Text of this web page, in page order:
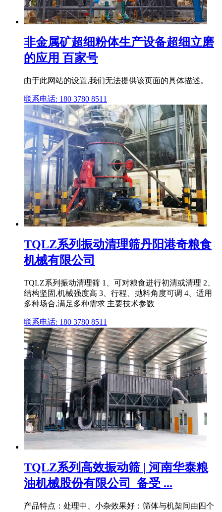
非金属矿超细粉体生产设备超细立磨
的应用 百家号
由于此网站的设置,我们无法提供该页面的具体描述。
联系电话: 180 3780 8511
TQLZ系列振动清理筛丹阳港奇粮食
机械有限公司
TQLZ系列振动清理筛 1、可对粮食进行初清或清理 2、
结构坚固,机械强度高 3、行程、抛料角度可调 4、适用
多种场合,满足多种需求 主要技术参数
联系电话: 180 3780 8511
TQLZ系列高效振动筛 | 河南华泰粮
油机械股份有限公司_备受 ...
产品特点：处理中、小杂效果好：筛体与机架间由四个